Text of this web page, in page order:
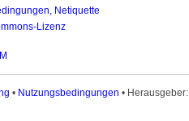
Netiquette
Lizenz
• Nutzungsbedingungen • Herausgeber: